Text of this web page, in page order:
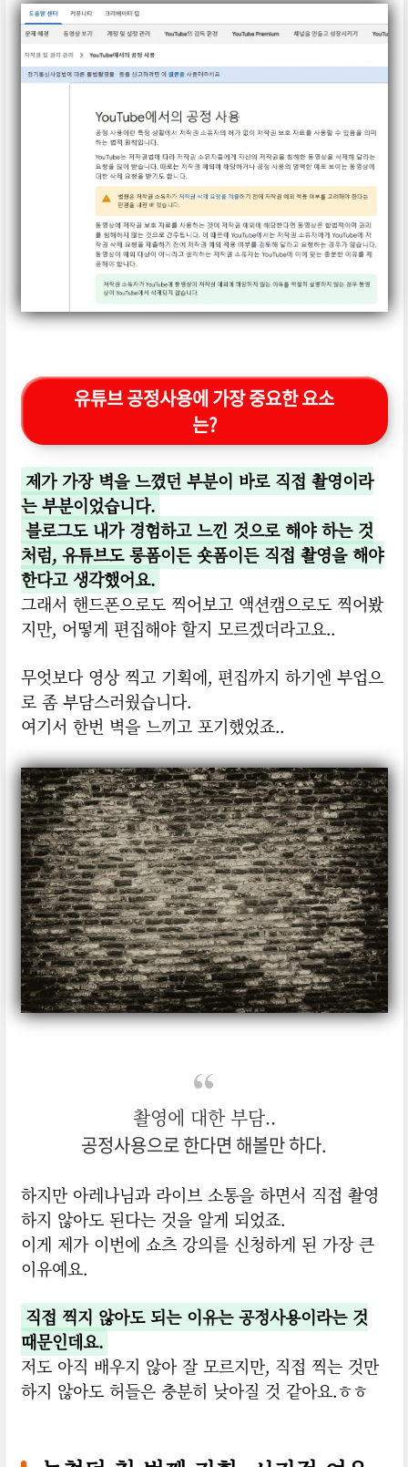
유튜브 공정사용에 가장 중요한 요소
는?
제가 가장 벽을 느꼈던 부분이 바로 직접 촬영이라
는 부분이었습니다.
블로그도 내가 경험하고 느낀 것으로 해야 하는 것
처럼, 유튜브도 롱폼이든 숏폼이든 직접 촬영을 해야
한다고 생각했어요.
그래서 핸드폰으로도 찍어보고 액션캠으로도 찍어봤
지만, 어떻게 편집해야 할지 모르겠더라고요..
무엇보다 영상 찍고 기획에, 편집까지 하기엔 부업으
로 좀 부담스러웠습니다.
여기서 한번 벽을 느끼고 포기했었죠..
촬영에 대한 부담..
공정사용으로 한다면 해볼만 하다.
하지만 아레나님과 라이브 소통을 하면서 직접 촬영
하지 않아도 된다는 것을 알게 되었죠.
이게 제가 이번에 쇼츠 강의를 신청하게 된 가장 큰
이유예요.
직접 찍지 않아도 되는 이유는 공정사용이라는 것
때문인데요.
저도 아직 배우지 않아 잘 모르지만, 직접 찍는 것만
하지 않아도 허들은 충분히 낮아질 것 같아요.ㅎㅎ